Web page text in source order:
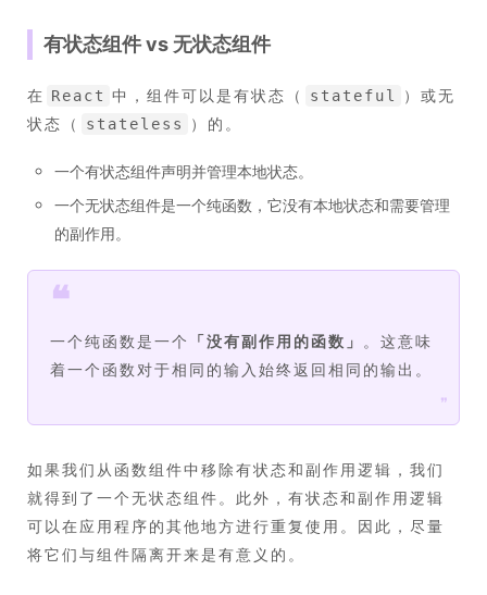
有状态组件 vs 无状态组件
在 React 中，组件可以是有状态（ stateful
）或无
状态（
stateless ）的。
一个有状态组件声明并管理本地状态。
一个无状态组件是一个纯函数，它没有本地状态和需要管理
的副作用。
❝
一个纯函数是一个 「没有副作用的函数 」
。这意味
着一个函数对于相同的输入始终返回相同的输出。
❞
如果我们从函数组件中移除有状态和副作用逻辑，我们
就得到了一个无状态组件。此外，有状态和副作用逻辑
可以在应用程序的其他地方进行重复使用。因此，尽量
将它们与组件隔离开来是有意义的。